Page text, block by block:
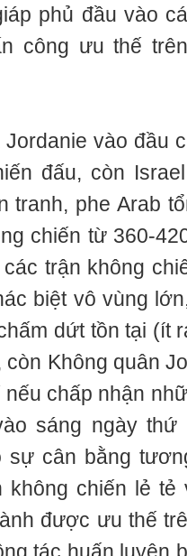
phủ đầu vào
công ưu thế
vào đầu
đấu, còn
tranh, phe Arab
chiến từ 360-
trận không
biệt vô vùng
dứt tồn tại (ít
Không quân
chấp nhận
sáng ngày thứ
sự cân bằng
không chiến lẻ tẻ
được ưu thế